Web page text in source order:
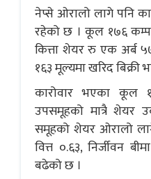
नेप्से ओरालो लागे पनि
रहेको छ । कूल १७६
कित्ता शेयर रु एक अर्ब
१६३ मूल्यमा खरिद बिक्री
कारोवार भएका कूल
उपसमूहको मात्रै
समूहको शेयर ओरालो
वित्त ०.६३, निर्जीवन
बढेको छ ।